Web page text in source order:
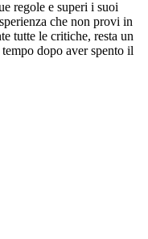
regole e superi i suoi
che non provi in
tutte le critiche, resta un
dopo aver spento il